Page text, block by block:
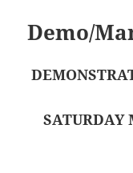
Demo/
SATURDAY